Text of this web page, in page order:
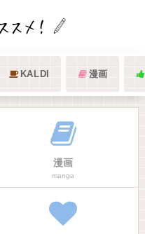
KALDI 漫画
漫画
manga